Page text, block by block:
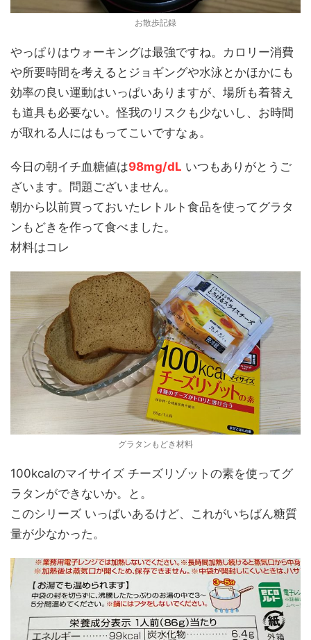
お散歩記録
やっぱりはウォーキングは最強ですね。カロリー消費
や所要時間を考えるとジョギングや水泳とかほかにも
効率の良い運動はいっぱいありますが、場所も着替え
も道具も必要ない。怪我のリスクも少ないし、お時間
が取れる人にはもってこいですなぁ。
今日の朝イチ血糖値は98mg/dL いつもありがとうご
ざいます。問題ございません。
朝から以前買っておいたレトルト食品を使ってグラタ
ンもどきを作って食べました。
材料はコレ
グラタンもどき材料
100kcalのマイサイズ チーズリゾットの素を使ってグ
ラタンができないか。と。
このシリーズ いっぱいあるけど、これがいちばん糖質
量が少なかった。